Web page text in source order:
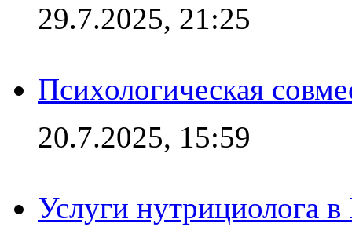
29.7.2025, 21:25
Психологическая
20.7.2025, 15:59
Услуги нутрициолога